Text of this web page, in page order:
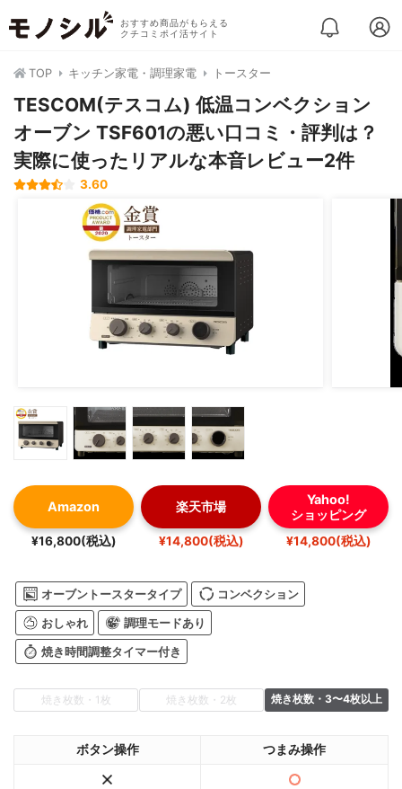
おすすめ商品がもらえる
クチコミポイ活サイト
TOP キッチン家電・調理家電 トースター
TESCOM(テスコム) 低温コンベクション
オーブン TSF601の悪い口コミ・評判は？
実際に使ったリアルな本音レビュー2件
3.60
Amazon
¥16,800(税込)
楽天市場
¥14,800(税込)
Yahoo!
ショッピング
¥14,800(税込)
オーブントースタータイプ コンベクション
おしゃれ 調理モードあり
焼き時間調整タイマー付き
焼き枚数・1枚 焼き枚数・2枚 焼き枚数・3〜4枚以上
ボタン操作 つまみ操作